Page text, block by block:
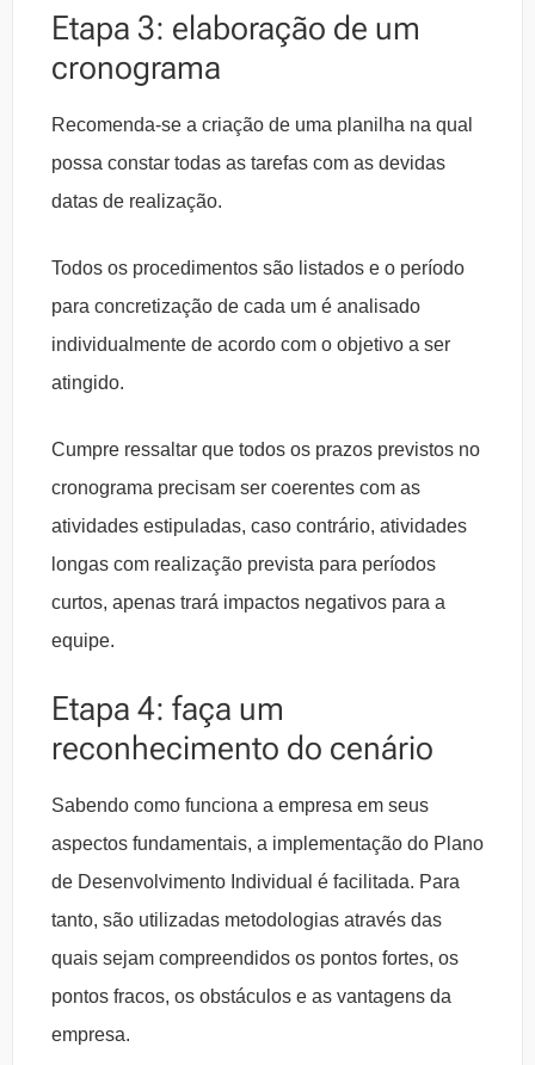
Etapa 3: elaboração de um
cronograma
Recomenda-se a criação de uma planilha na qual
possa constar todas as tarefas com as devidas
datas de realização.
Todos os procedimentos são listados e o período
para concretização de cada um é analisado
individualmente de acordo com o objetivo a ser
atingido.
Cumpre ressaltar que todos os prazos previstos no
cronograma precisam ser coerentes com as
atividades estipuladas, caso contrário, atividades
longas com realização prevista para períodos
curtos, apenas trará impactos negativos para a
equipe.
Etapa 4: faça um
reconhecimento do cenário
Sabendo como funciona a empresa em seus
aspectos fundamentais, a implementação do Plano
de Desenvolvimento Individual é facilitada. Para
tanto, são utilizadas metodologias através das
quais sejam compreendidos os pontos fortes, os
pontos fracos, os obstáculos e as vantagens da
empresa.